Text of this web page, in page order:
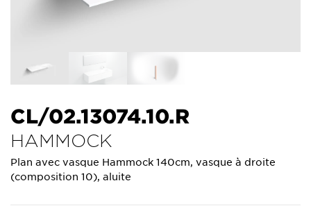
CL/02.13074.10.R
HAMMOCK
Plan avec vasque Hammock 140cm, vasque à droite
(composition 10), aluite